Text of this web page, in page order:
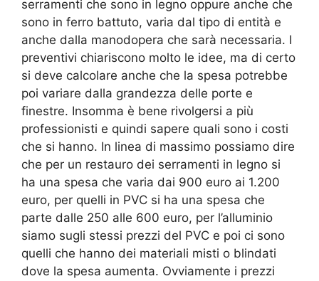
serramenti che sono in legno oppure anche che
sono in ferro battuto, varia dal tipo di entità e
anche dalla manodopera che sarà necessaria. I
preventivi chiariscono molto le idee, ma di certo
si deve calcolare anche che la spesa potrebbe
poi variare dalla grandezza delle porte e
finestre. Insomma è bene rivolgersi a più
professionisti e quindi sapere quali sono i costi
che si hanno. In linea di massimo possiamo dire
che per un restauro dei serramenti in legno si
ha una spesa che varia dai 900 euro ai 1.200
euro, per quelli in PVC si ha una spesa che
parte dalle 250 alle 600 euro, per l’alluminio
siamo sugli stessi prezzi del PVC e poi ci sono
quelli che hanno dei materiali misti o blindati
dove la spesa aumenta. Ovviamente i prezzi